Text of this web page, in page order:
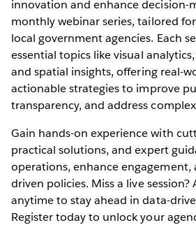
innovation and enhance decision-
monthly webinar series, tailored
local government agencies. Each
essential topics like visual
and spatial insights, offering real-
actionable strategies to improve
transparency, and address
Gain hands-on experience with
practical solutions, and expert
operations, enhance engagement,
driven policies. Miss a live session?
anytime to stay ahead in data-
Register today to unlock your